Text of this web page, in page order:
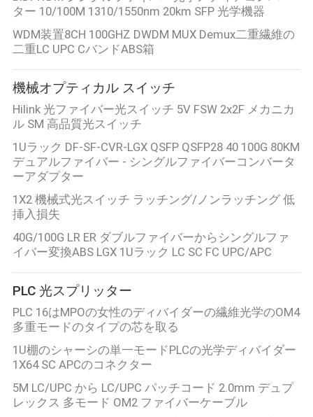
ター 10/100M 1310/1550nm 20km SFP 光学機器
WDM装置8CH 100GHZ DWDM MUX Demux二重繊維の
二重LC UPC CバンドABS箱
機械オプティカル スイッチ
Hilink 光ファイバー光スイッチ 5V FSW 2x2F メカニカ
ル SM 高品質光スイッチ
1Uラック DF-SF-CVR-LGX QSFP QSFP28 40 100G 80KM
デュアルファイバー - シングルファイバーコンバータ
ーアダプター
1X2 機械式光スイッチ ラッチング/ノンラッチング 低
挿入損失
40G/100G LR ER ダブルファイバーからシングルファ
イバー変換ABS LGX 1Uラック LC SC FC UPC/APC
PLC 光スプリッター
PLC 16はMPOの女性のディバイダーの繊維光学のOM4
多重モードのタイプの芯を取る
1U棚のシャーシの単一モードPLCの光学ディバイダー
1X64 SC APCのコネクター
5M LC/UPC から LC/UPC パッチコード 2.0mm デュプ
レックス 多モード OM2 ファイバーケーブル